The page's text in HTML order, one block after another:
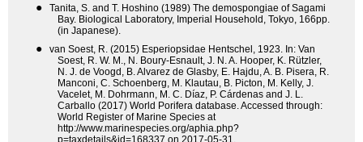
●
Tanita, S. and T. Hoshino (1989) The demospongiae of Sagami
Bay. Biological Laboratory, Imperial Household, Tokyo, 166pp.
(in Japanese).
●
van Soest, R. (2015) Esperiopsidae Hentschel, 1923. In: Van
Soest, R. W. M., N. Boury-Esnault, J. N. A. Hooper, K. Rützler,
N. J. de Voogd, B. Alvarez de Glasby, E. Hajdu, A. B. Pisera, R.
Manconi, C. Schoenberg, M. Klautau, B. Picton, M. Kelly, J.
Vacelet, M. Dohrmann, M. C. Díaz, P. Cárdenas and J. L.
Carballo (2017) World Porifera database. Accessed through:
World Register of Marine Species at
http://www.marinespecies.org/aphia.php?